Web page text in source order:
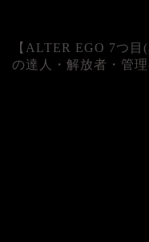
【ALTER EGO 7つ
の達人・解放者・管